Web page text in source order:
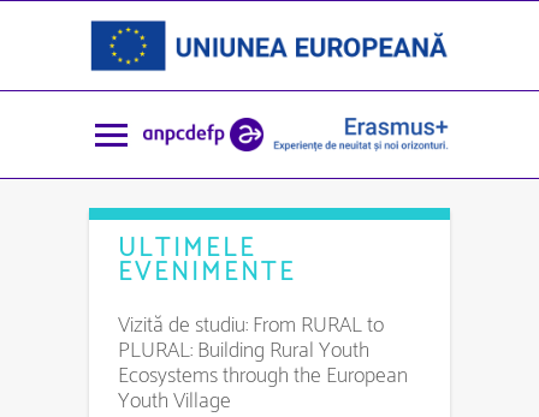
ULTIMELE
EVENIMENTE
Vizită de studiu: From RURAL to
PLURAL: Building Rural Youth
Ecosystems through the European
Youth Village